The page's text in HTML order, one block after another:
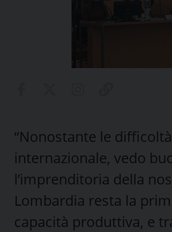
“Nonostante le
internazionale, vedo
l’imprenditoria della
Lombardia resta la
capacità produttiva, e